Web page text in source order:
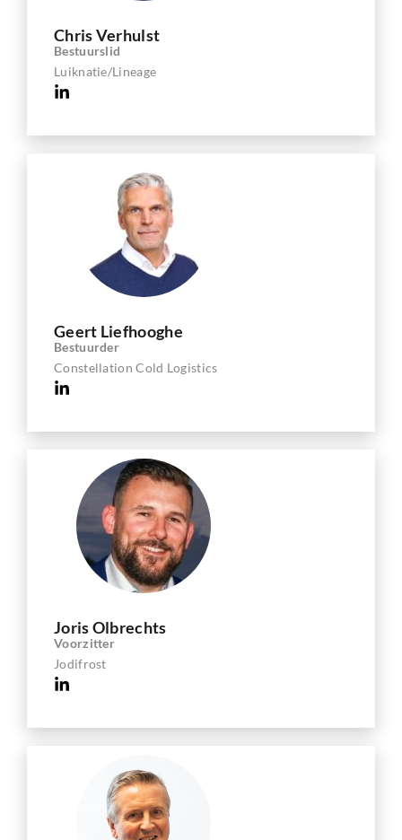
Chris Verhulst
Bestuurslid
Luiknatie/Lineage
Geert Liefhooghe
Bestuurder
Constellation Cold Logistics
Joris Olbrechts
Voorzitter
Jodifrost